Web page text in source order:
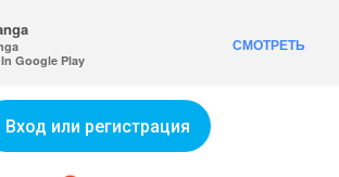
Вход или регистрация
Google Play
СМОТРЕТЬ